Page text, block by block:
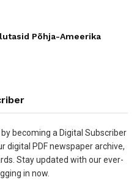
Põhja-Ameerika
becoming a Digital Subscriber
digital PDF newspaper archive,
Stay updated with our ever-
in now.